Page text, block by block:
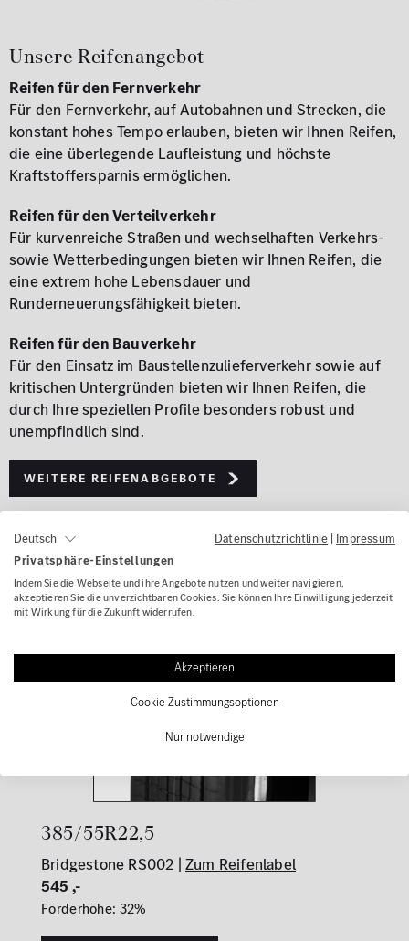
Unsere Reifenangebot
Reifen für den Fernverkehr
Für den Fernverkehr, auf Autobahnen und Strecken, die
konstant hohes Tempo erlauben, bieten wir Ihnen Reifen,
die eine überlegende Laufleistung und höchste
Kraftstoffersparnis ermöglichen.
Reifen für den Verteilverkehr
Für kurvenreiche Straßen und wechselhaften Verkehrs-
sowie Wetterbedingungen bieten wir Ihnen Reifen, die
eine extrem hohe Lebensdauer und
Runderneuerungsfähigkeit bieten.
Reifen für den Bauverkehr
Für den Einsatz im Baustellenzulieferverkehr sowie auf
kritischen Untergründen bieten wir Ihnen Reifen, die
durch Ihre speziellen Profile besonders robust und
unempfindlich sind.
weitere Reifenabgebote
385/55R22,5
Bridgestone RS002 | Zum Reifenlabel
545 ,-
Förderhöhe: 32%
Deutsch Datenschutzrichtlinie | Impressum
Privatsphäre-Einstellungen
Indem Sie die Webseite und ihre Angebote nutzen und weiter navigieren,
akzeptieren Sie die unverzichtbaren Cookies. Sie können Ihre Einwilligung jederzeit
mit Wirkung für die Zukunft widerrufen.
Akzeptieren
Cookie Zustimmungsoptionen
Nur notwendige